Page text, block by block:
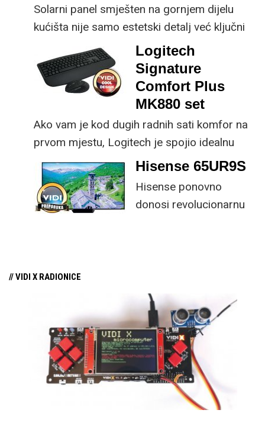
Solarni panel smješten na gornjem dijelu
kućišta nije samo estetski detalj već ključni
dio koncepta ovog proizvoda, jer koristi
energiju prirodnog ili umjetnog svjetla za
rad.
Logitech
Signature
Comfort Plus
MK880 set
Ako vam je kod dugih radnih sati komfor na
prvom mjestu, Logitech je spojio idealnu
kombinaciju tipkovnice i miša s naprednim
funkcijama.
Hisense 65UR9S
Hisense ponovno
donosi revolucionarnu
// VIDI X RADIONICE